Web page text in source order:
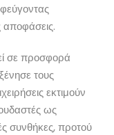
σε προσφορά
τους
εκτιμούν
ως
συνθήκες, προτού